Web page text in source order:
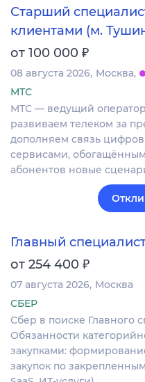
Старший
клиентами (м.
от 100 000 ₽
08 августа 2026 Москва
МТС
МТС — ведущий
развиваем телеком за
дополняем связь
сервисами,
абонентов новые
Главный
от 254 400 ₽
07 августа 2026 Москва
СБЕР
Сбер в поиске Главного
Обязанности
закупками:
закупок по